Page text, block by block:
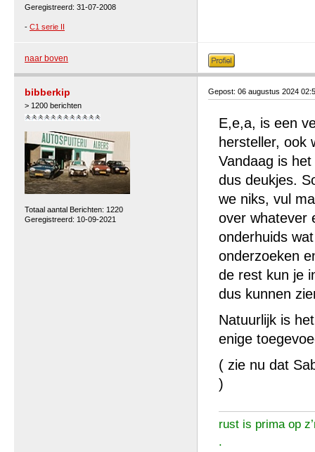
Geregistreerd: 31-07-2008
- C1 serie II
naar boven
bibberkip
> 1200 berichten
Totaal aantal Berichten: 1220
Geregistreerd: 10-09-2021
Gepost: 06 augustus 2024
E,e,a, is een
hersteller, ook
Vandaag is
dus deukjes.
we niks, vul
over whatever
onderhuids
onderzoeken
de rest kun je
dus kunnen
Natuurlijk is
enige
( zie nu dat
)
rust is prima op
.